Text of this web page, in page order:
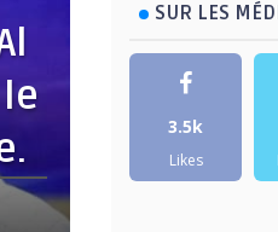
SUR LES
3.5k
Likes